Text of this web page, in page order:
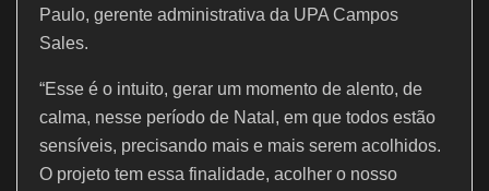
Paulo, gerente administrativa da UPA Campos
Sales.
“Esse é o intuito, gerar um momento de alento, de
calma, nesse período de Natal, em que todos estão
sensíveis, precisando mais e mais serem acolhidos.
O projeto tem essa finalidade, acolher o nosso